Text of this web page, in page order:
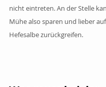
nicht eintreten. An der Stelle
Mühe also sparen und lieber
Hefesalbe zurückgreifen.